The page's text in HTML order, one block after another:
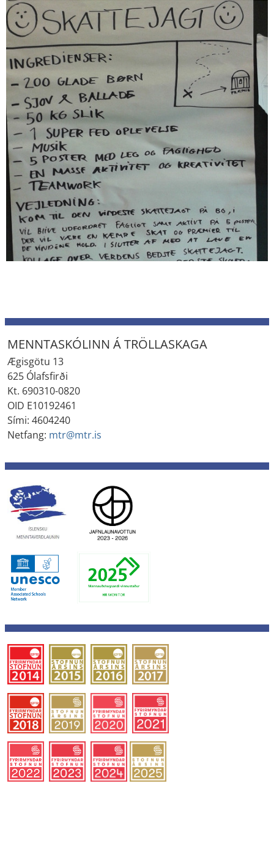
MENNTASKÓLINN Á TRÖLLASKAGA
Ægisgötu 13
625 Ólafsfirði
Kt. 690310-0820
OID E10192461
Sími: 4604240
Netfang: mtr@mtr.is